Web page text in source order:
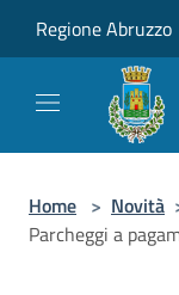
Regione Abruzzo
Home > Novità
Parcheggi a